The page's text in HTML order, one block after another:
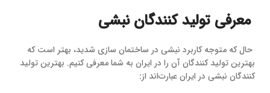
معرفی تولید کنندگان نبشی
حال که متوجه کاربرد نبشی در ساختمان سازی شدید، بهتر است که
بهترین تولید کنندگان آن را در ایران به شما معرفی کنیم. بهترین تولید
کنندگان نبشی در ایران عبارت‌اند از: